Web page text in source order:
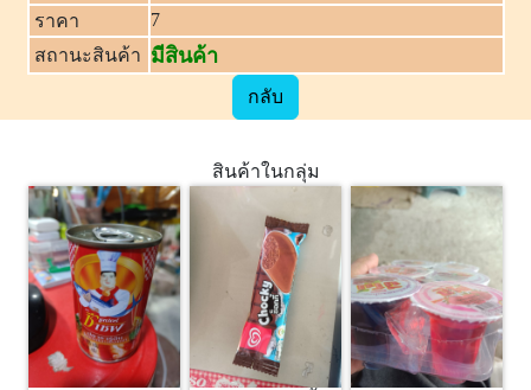
ราคา
7
สถานะสินค้า มีสินค้า
กลับ
สินค้าในกลุ่ม